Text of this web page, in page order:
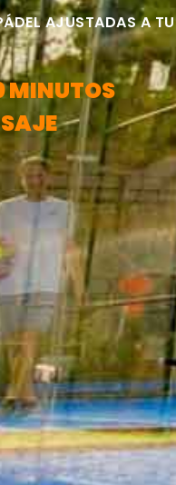
AJUSTADAS A TU
MINUTOS